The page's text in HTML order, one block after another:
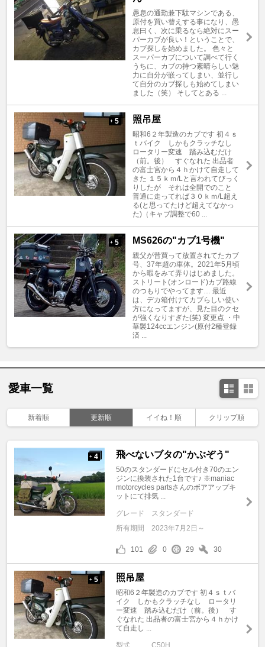
愚息の通勤兼下駄マシンである、
原付を買い替えする事になり、愚
息曰く、次に乗るなら絶対にスー
パーカブが良い！ということで、
カブ探しを始めました。 色々と
スーパーカブについて調べて行く
うちに、カブの持つ素晴らしい魅
力に自分が嵌ってしまい、並行し
て自分のカブ探しも始めてしまい
ました（笑） そしてとある ...
+ 5 照吊屋
昭和6２年製造のカブです 初４ｓ
ｔバイク しかもクラッチなし
ロータリー変速 踏み込むだけ
（前。後） すぐなれた 出品者
の富士宮から４ｈかけて自走して
きた １５ｋｍ/Lと言われてびっく
りしたが それは全開でのこと
普通に走ってれば３０ｋｍ/L超え
る(と思ってたけど超えてなかっ
た)（キャブ調整で60 ...
+ 5 MS626の"カブ1号機"
親父が昔買って放置されてたカブ
号、37年超の車体。2021年5月頃
から暇をみて弄りはじめました。
ストリート(オンロード)カブ路線
のつもりでやってます… 最近
は、デカ箱付けてカブらしい使い
方になってますが、見た目のクセ
が強くなりすぎた(笑) 変更点 ・中
華製124ccエンジン(原付2種登録
済 ...
愛車一覧
新着順 更新順 イイね！順 クリップ順
+ 4 飛べないブタの"かぶぞう"
50のスタンダードにセル付き70のエン
ジンに換装された1台です♪ ※maniac
motorcycles partsさんのボアアップキ
ットにて排気 ...
グレード
スタンダード
所有期間
2023年7月2日～
101 0 29 30
+ 5 照吊屋
昭和6２年製造のカブです 初４ｓｔバ
イク しかもクラッチなし ロータリ
ー変速 踏み込むだけ（前。後） す
ぐなれた 出品者の富士宮から４ｈかけ
て自走し ...
型式
C50H